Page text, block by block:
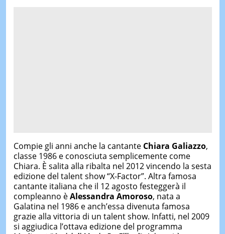
Compie gli anni anche la cantante Chiara Galiazzo,
classe 1986 e conosciuta semplicemente come
Chiara. È salita alla ribalta nel 2012 vincendo la sesta
edizione del talent show “X-Factor”. Altra famosa
cantante italiana che il 12 agosto festeggerà il
compleanno èAlessandra Amoroso, nata a
Galatina nel 1986 e anch’essa divenuta famosa
grazie alla vittoria di un talent show. Infatti, nel 2009
si aggiudica l’ottava edizione del programma